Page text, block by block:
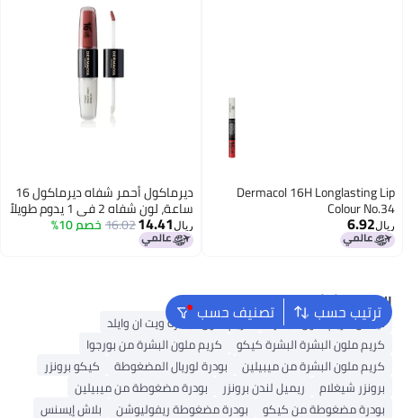
Dermacol 16H Longlasting Lip
Colour No.34
ريال6.92
ديرماكول أحمر شفاه ديرماكول 16
ساعة، لون شفاه 2 في 1 يدوم طويلاً
للغاية، رقم 33
ريال14.41
16.02خصم 10%
ترتيب حسب تصنيف حسب البحث الشائع
نيكس كريم ملون البشرة
كريم ملون البشرة ويت ان وايلد
كريم ملون البشرة البشرة كيكو
كريم ملون البشرة من بورجوا
كريم ملون البشرة من ميبيلين
بودرة لوريال المضغوطة
كيكو برونزر
برونزر شيغلام
ريميل لندن برونزر
بودرة مضغوطة من ميبيلين
بودرة مضغوطة من كيكو
بودرة مضغوطة ريفوليوشن
بلاش إيسنس